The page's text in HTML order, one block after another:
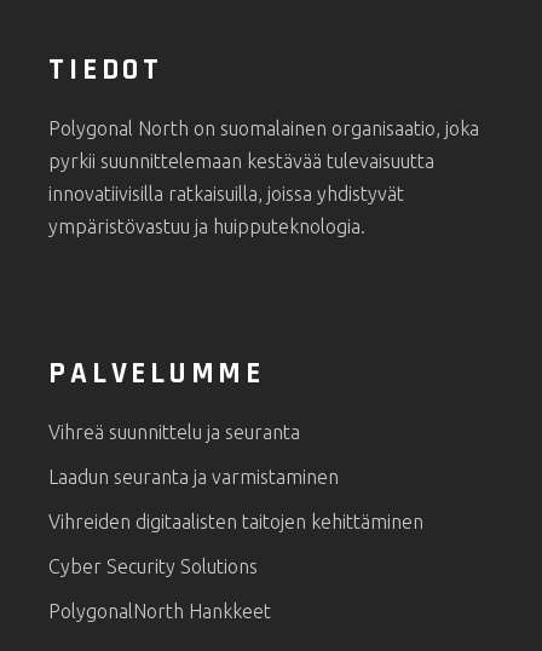
TIEDOT
Polygonal North on suomalainen organisaatio, joka
pyrkii suunnittelemaan kestävää tulevaisuutta
innovatiivisilla ratkaisuilla, joissa yhdistyvät
ympäristövastuu ja huipputeknologia.
PALVELUMME
Vihreä suunnittelu ja seuranta
Laadun seuranta ja varmistaminen
Vihreiden digitaalisten taitojen kehittäminen
Cyber Security Solutions
PolygonalNorth Hankkeet